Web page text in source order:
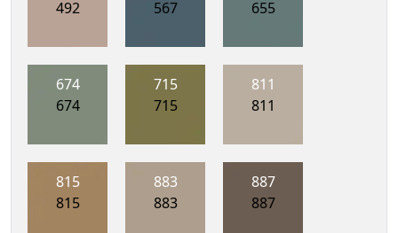
492
567
655
674
674
715
715
811
811
815
815
883
883
887
887